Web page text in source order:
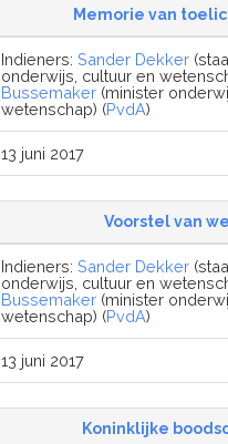
Memorie van
Indieners:Sander Dekker
onderwijs, cultuur en
Bussemaker (minister
wetenschap) (PvdA)
13 juni 2017
Voorstel van
Indieners:Sander Dekker
onderwijs, cultuur en
Bussemaker (minister
wetenschap) (PvdA)
13 juni 2017
Koninklijke